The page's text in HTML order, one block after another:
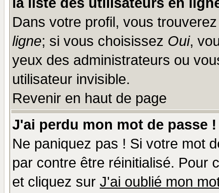
Dans votre profil, vous
ligne; si vous choisissez Oui,
yeux des administrateurs ou
utilisateur invisible.
Revenir en haut de page
J'ai perdu mon mot de passe !
Ne paniquez pas ! Si votre mot
par contre être réinitialisé. Pour
et cliquez sur J'ai oublié mon